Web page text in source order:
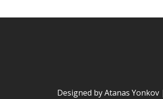
Designed by Atanas Yonkov